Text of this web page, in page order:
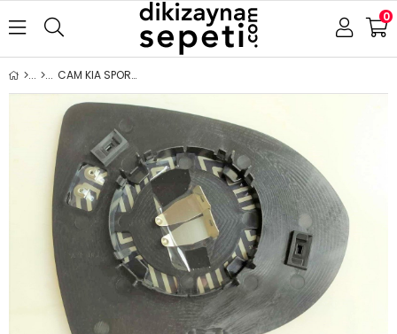
0
CAM KIA SPORTAGE 2011-2016 ISITMALI SOL